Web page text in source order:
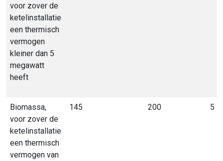
voor zover de
ketelinstallatie
een thermisch
vermogen
kleiner dan 5
megawatt
heeft
Biomassa,
voor zover de
ketelinstallatie
een thermisch
vermogen van
145 200 5